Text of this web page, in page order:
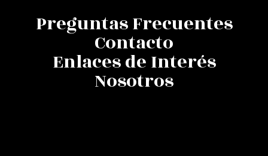
Preguntas Frecuentes
Contacto
Enlaces de Interés
Nosotros